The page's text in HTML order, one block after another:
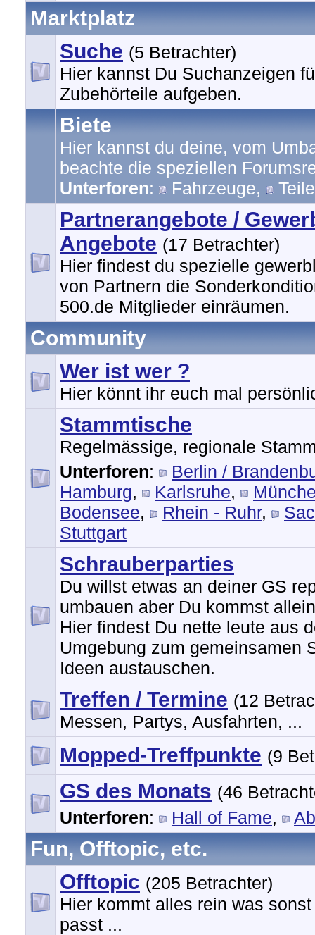
Marktplatz
Suche (5 Betrachter)
Hier kannst Du Suchanzeigen
Zubehörteile aufgeben.
Biete
Hier kannst du deine, vom
beachte die speziellen
Unterforen: Fahrzeuge, Teile
Partnerangebote /
Angebote (17 Betrachter)
Hier findest du spezielle
von Partnern die
500.de Mitglieder einräumen.
Community
Wer ist wer ?
Hier könnt ihr euch mal
Stammtische
Regelmässige, regionale
Unterforen:
Berlin /
Hamburg, Karlsruhe,
Bodensee, Rhein - Ruhr,
Stuttgart
Schrauberparties
Du willst etwas an deiner GS
umbauen aber Du kommst
Hier findest Du nette leute aus
Umgebung zum gemeinsamen
Ideen austauschen.
Treffen / Termine (12
Messen, Partys, Ausfahrten, ...
Mopped-Treffpunkte (9
GS des Monats (46
Unterforen: Hall of Fame,
Fun, Offtopic, etc.
Offtopic (205 Betrachter)
Hier kommt alles rein was
passt ...